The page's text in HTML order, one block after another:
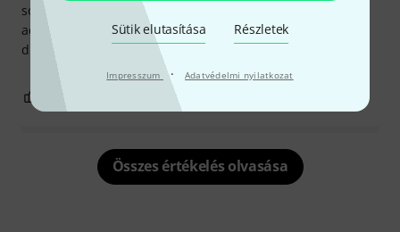
Sütik elutasítása Részletek
Impresszum · Adatvédelmi nyilatkozat
sound warmer and less digital. Recordings with miced
acoustic instruments (guitar & bouzouki) sound great and
direct bass and electric guitar sound very good too.
JELENTEM!
Összes értékelés olvasása